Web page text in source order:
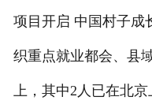
项目开启 中国村子成
织重点就业都会、县
上，其中2人已在北京